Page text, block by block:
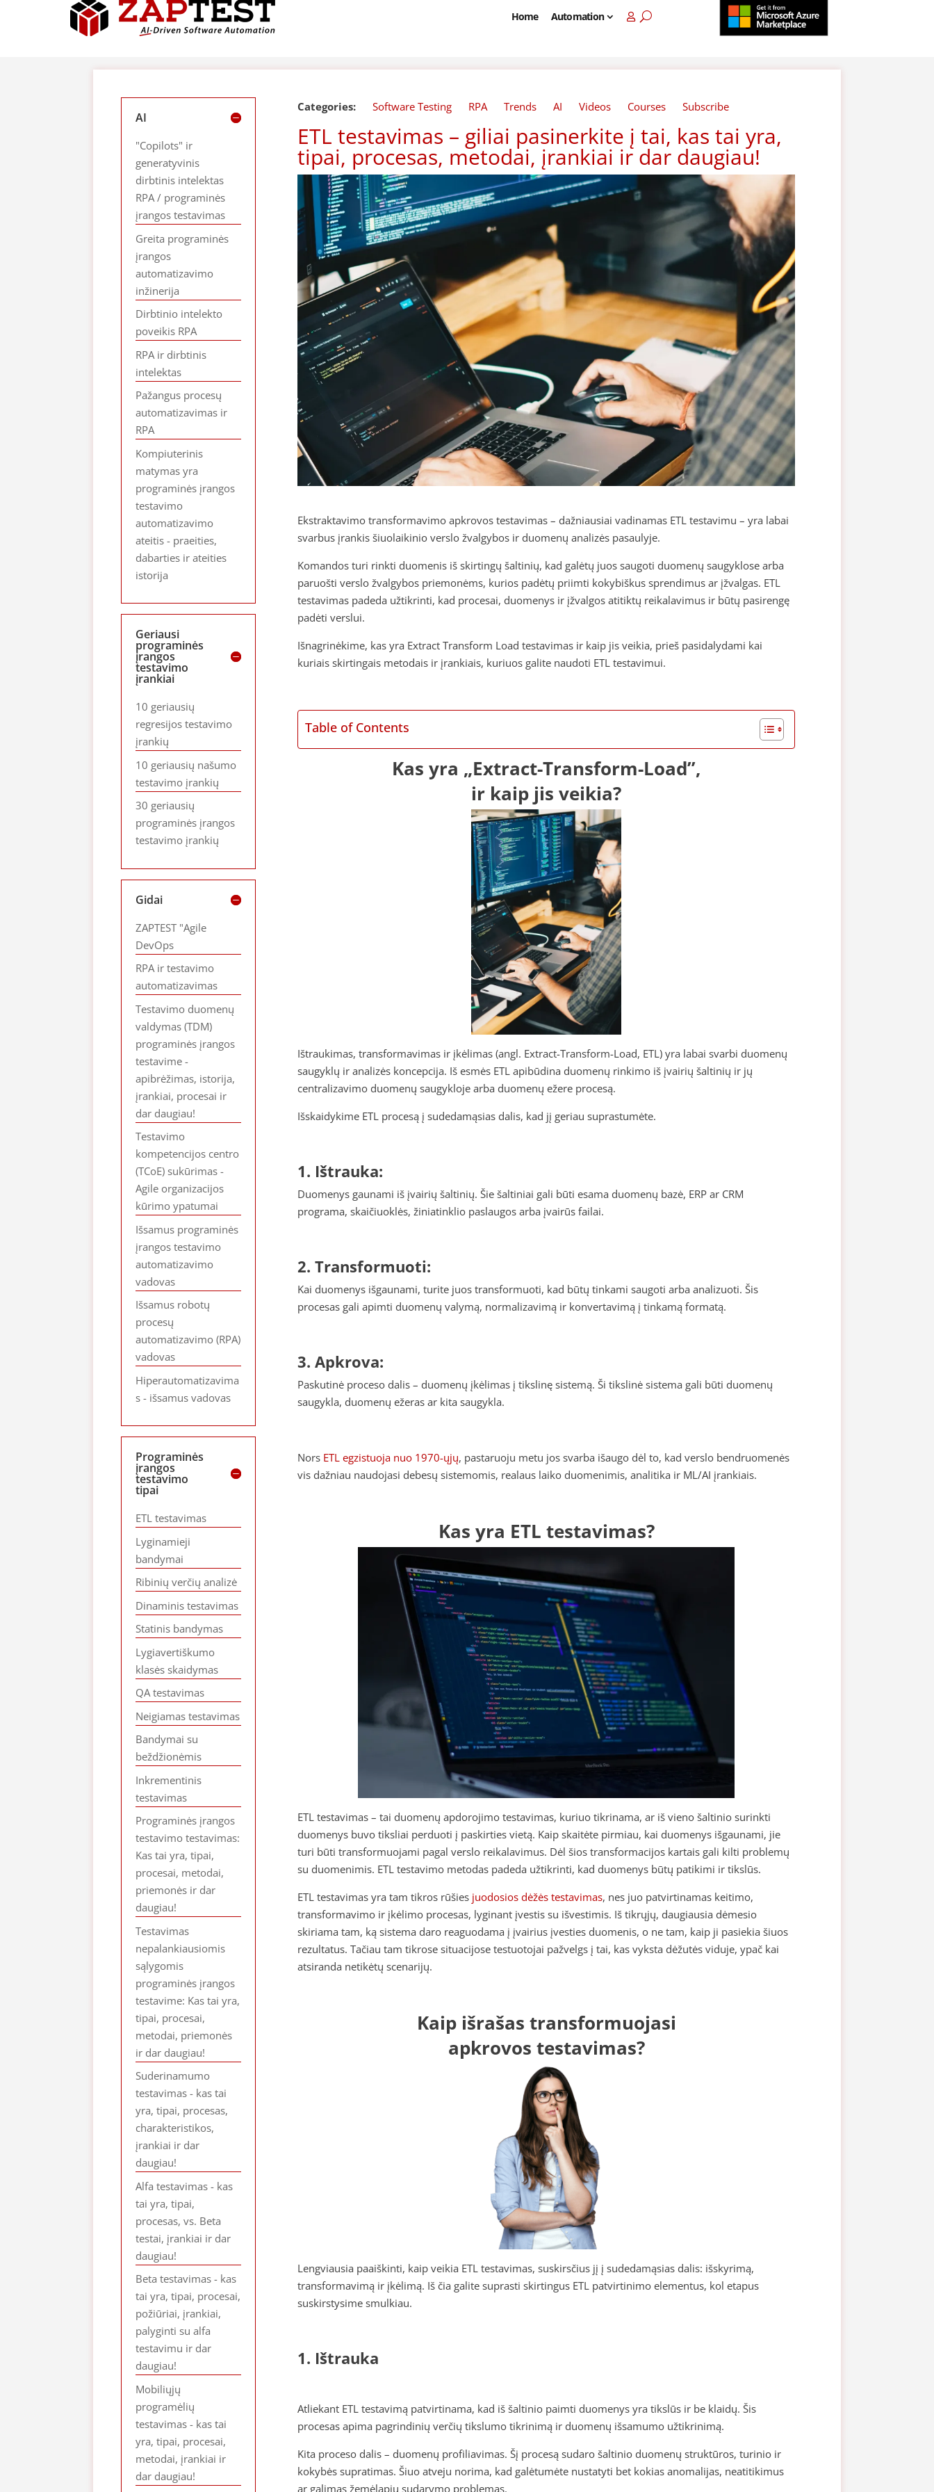
Home Automation
Categories: Software Testing RPA Trends AI Videos Courses Subscribe
ETL testavimas – giliai pasinerkite į tai, kas tai yra,
tipai, procesas, metodai, įrankiai ir dar daugiau!
Ekstraktavimo transformavimo apkrovos testavimas – dažniausiai vadinamas ETL testavimu – yra labai
svarbus įrankis šiuolaikinio verslo žvalgybos ir duomenų analizės pasaulyje.
Komandos turi rinkti duomenis iš skirtingų šaltinių, kad galėtų juos saugoti duomenų saugyklose arba
paruošti verslo žvalgybos priemonėms, kurios padėtų priimti kokybiškus sprendimus ar įžvalgas. ETL
testavimas padeda užtikrinti, kad procesai, duomenys ir įžvalgos atitiktų reikalavimus ir būtų pasirengę
padėti verslui.
Išnagrinėkime, kas yra Extract Transform Load testavimas ir kaip jis veikia, prieš pasidalydami kai
kuriais skirtingais metodais ir įrankiais, kuriuos galite naudoti ETL testavimui.
Table of Contents
Kas yra „Extract-Transform-Load”,
ir kaip jis veikia?
Ištraukimas, transformavimas ir įkėlimas (angl. Extract-Transform-Load, ETL) yra labai svarbi duomenų
saugyklų ir analizės koncepcija. Iš esmės ETL apibūdina duomenų rinkimo iš įvairių šaltinių ir jų
centralizavimo duomenų saugykloje arba duomenų ežere procesą.
Išskaidykime ETL procesą į sudedamąsias dalis, kad jį geriau suprastumėte.
1. Ištrauka:
Duomenys gaunami iš įvairių šaltinių. Šie šaltiniai gali būti esama duomenų bazė, ERP ar CRM
programa, skaičiuoklės, žiniatinklio paslaugos arba įvairūs failai.
2. Transformuoti:
Kai duomenys išgaunami, turite juos transformuoti, kad būtų tinkami saugoti arba analizuoti. Šis
procesas gali apimti duomenų valymą, normalizavimą ir konvertavimą į tinkamą formatą.
3. Apkrova:
Paskutinė proceso dalis – duomenų įkėlimas į tikslinę sistemą. Ši tikslinė sistema gali būti duomenų
saugykla, duomenų ežeras ar kita saugykla.
Nors ETL egzistuoja nuo 1970-ųjų, pastaruoju metu jos svarba išaugo dėl to, kad verslo bendruomenės
vis dažniau naudojasi debesų sistemomis, realaus laiko duomenimis, analitika ir ML/AI įrankiais.
Kas yra ETL testavimas?
ETL testavimas – tai duomenų apdorojimo testavimas, kuriuo tikrinama, ar iš vieno šaltinio surinkti
duomenys buvo tiksliai perduoti į paskirties vietą. Kaip skaitėte pirmiau, kai duomenys išgaunami, jie
turi būti transformuojami pagal verslo reikalavimus. Dėl šios transformacijos kartais gali kilti problemų
su duomenimis. ETL testavimo metodas padeda užtikrinti, kad duomenys būtų patikimi ir tikslūs.
ETL testavimas yra tam tikros rūšies juodosios dėžės testavimas, nes juo patvirtinamas keitimo,
transformavimo ir įkėlimo procesas, lyginant įvestis su išvestimis. Iš tikrųjų, daugiausia dėmesio
skiriama tam, ką sistema daro reaguodama į įvairius įvesties duomenis, o ne tam, kaip ji pasiekia šiuos
rezultatus. Tačiau tam tikrose situacijose testuotojai pažvelgs į tai, kas vyksta dėžutės viduje, ypač kai
atsiranda netikėtų scenarijų.
Kaip išrašas transformuojasi
apkrovos testavimas?
Lengviausia paaiškinti, kaip veikia ETL testavimas, suskirsčius jį į sudedamąsias dalis: išskyrimą,
transformavimą ir įkėlimą. Iš čia galite suprasti skirtingus ETL patvirtinimo elementus, kol etapus
suskirstysime smulkiau.
1. Ištrauka
Atliekant ETL testavimą patvirtinama, kad iš šaltinio paimti duomenys yra tikslūs ir be klaidų. Šis
procesas apima pagrindinių verčių tikslumo tikrinimą ir duomenų išsamumo užtikrinimą.
Kita proceso dalis – duomenų profiliavimas. Šį procesą sudaro šaltinio duomenų struktūros, turinio ir
kokybės supratimas. Šiuo atveju norima, kad galėtumėte nustatyti bet kokias anomalijas, neatitikimus
ar galimas žemėlapių sudarymo problemas.
AI
"Copilots" ir
generatyvinis
dirbtinis intelektas
RPA / programinės
įrangos testavimas
Greita programinės
įrangos
automatizavimo
inžinerija
Dirbtinio intelekto
poveikis RPA
RPA ir dirbtinis
intelektas
Pažangus procesų
automatizavimas ir
RPA
Kompiuterinis
matymas yra
programinės įrangos
testavimo
automatizavimo
ateitis - praeities,
dabarties ir ateities
istorija
Geriausi
programinės
įrangos
testavimo
įrankiai
10 geriausių
regresijos testavimo
įrankių
10 geriausių našumo
testavimo įrankių
30 geriausių
programinės įrangos
testavimo įrankių
Gidai
ZAPTEST "Agile
DevOps
RPA ir testavimo
automatizavimas
Testavimo duomenų
valdymas (TDM)
programinės įrangos
testavime -
apibrėžimas, istorija,
įrankiai, procesai ir
dar daugiau!
Testavimo
kompetencijos centro
(TCoE) sukūrimas -
Agile organizacijos
kūrimo ypatumai
Išsamus programinės
įrangos testavimo
automatizavimo
vadovas
Išsamus robotų
procesų
automatizavimo (RPA)
vadovas
Hiperautomatizavima
s - išsamus vadovas
Programinės
įrangos
testavimo
tipai
ETL testavimas
Lyginamieji
bandymai
Ribinių verčių analizė
Dinaminis testavimas
Statinis bandymas
Lygiavertiškumo
klasės skaidymas
QA testavimas
Neigiamas testavimas
Bandymai su
beždžionėmis
Inkrementinis
testavimas
Programinės įrangos
testavimo testavimas:
Kas tai yra, tipai,
procesai, metodai,
priemonės ir dar
daugiau!
Testavimas
nepalankiausiomis
sąlygomis
programinės įrangos
testavime: Kas tai yra,
tipai, procesai,
metodai, priemonės
ir dar daugiau!
Suderinamumo
testavimas - kas tai
yra, tipai, procesas,
charakteristikos,
įrankiai ir dar
daugiau!
Alfa testavimas - kas
tai yra, tipai,
procesas, vs. Beta
testai, įrankiai ir dar
daugiau!
Beta testavimas - kas
tai yra, tipai, procesai,
požiūriai, įrankiai,
palyginti su alfa
testavimu ir dar
daugiau!
Mobiliųjų
programėlių
testavimas - kas tai
yra, tipai, procesai,
metodai, įrankiai ir
dar daugiau!